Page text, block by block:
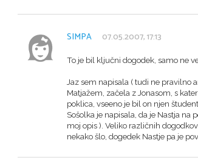
SIMPA 07.05.2007, 17:13
To je bil ključni dogodek, samo ne
Jaz sem napisala ( tudi ne pravilno
Matjažem, začela z Jonasom, s
poklica, vseeno je bil on njen študent.
Sošolka je napisala, da je Nastja
moj opis ). Veliko različnih
nekako šlo, dogedek Nastje pa je